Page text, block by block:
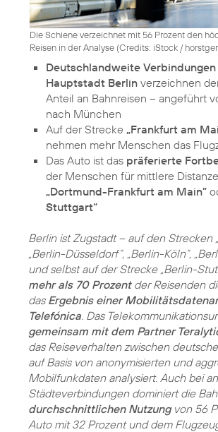
Die Schiene verzeichnet mit 56 Prozent den
Reisen in der Analyse (Credits: iStock /
Deutschlandweite Verbindungen
Hauptstadt Berlin verzeichnen
Anteil an Bahnreisen – angeführt
nach München
Auf der Strecke „Frankfurt am
nehmen mehr Menschen das
Das Auto ist das präferierte
der Menschen für mittlere
„Dortmund-Frankfurt am Main”
Stuttgart“
Berlin ist Zugstadt – auf den Strecken
„Berlin-Düsseldorf”, „Berlin-Köln”,
und selbst auf der Strecke „Berlin-
mehr als 70 Prozentder Reisenden
das Ergebnis einer
Telefónica . Das
gemeinsam mit dem Partner
das Reiseverhalten zwischen
auf Basis von anonymisierten und
Mobilfunkdaten analysiert. Auch bei
Städteverbindungen dominiert die
durchschnittlichen Nutzungvon 56
Auto mit 32 Prozent und dem